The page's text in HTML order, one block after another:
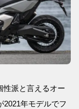
性派と言えるオー
2021年モデルでフ